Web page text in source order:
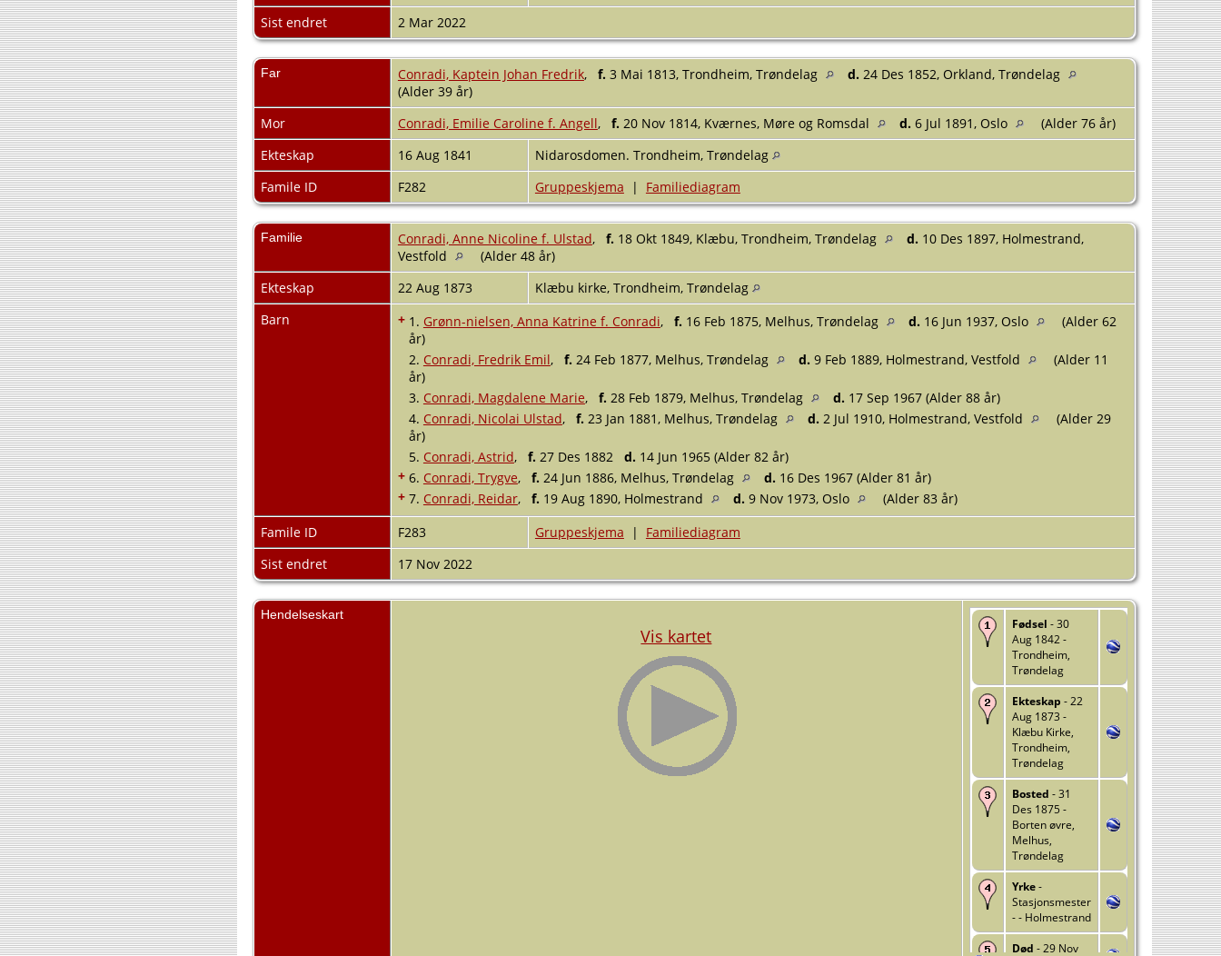
Sist endret
2 Mar 2022
Far Conradi, Kaptein Johan Fredrik, f. 3 Mai 1813, Trondheim, Trøndelag d. 24 Des 1852, Orkland, Trøndelag
(Alder 39 år)
Mor
Conradi, Emilie Caroline f. Angell, f. 20 Nov 1814, Kværnes, Møre og Romsdal d. 6 Jul 1891, Oslo
(Alder 76 år)
Ekteskap
16 Aug 1841
Nidarosdomen. Trondheim, Trøndelag
Famile ID
F282 Gruppeskjema | Familiediagram
Familie Conradi, Anne Nicoline f. Ulstad, f. 18 Okt 1849, Klæbu, Trondheim, Trøndelag d. 10 Des 1897, Holmestrand,
Vestfold
(Alder 48 år)
Ekteskap
22 Aug 1873
Klæbu kirke, Trondheim, Trøndelag
Barn
+ 1. Grønn-nielsen, Anna Katrine f. Conradi, f. 16 Feb 1875, Melhus, Trøndelag d. 16 Jun 1937, Oslo
(Alder 62
år)
2. Conradi, Fredrik Emil, f. 24 Feb 1877, Melhus, Trøndelag d. 9 Feb 1889, Holmestrand, Vestfold
(Alder 11
år)
3. Conradi, Magdalene Marie, f. 28 Feb 1879, Melhus, Trøndelag d. 17 Sep 1967 (Alder 88 år)
4. Conradi, Nicolai Ulstad, f. 23 Jan 1881, Melhus, Trøndelag d. 2 Jul 1910, Holmestrand, Vestfold
(Alder 29
år)
5. Conradi, Astrid, f. 27 Des 1882 d. 14 Jun 1965 (Alder 82 år)
+ 6. Conradi, Trygve, f. 24 Jun 1886, Melhus, Trøndelag d. 16 Des 1967 (Alder 81 år)
+ 7. Conradi, Reidar, f. 19 Aug 1890, Holmestrand d. 9 Nov 1973, Oslo
(Alder 83 år)
Famile ID
F283 Gruppeskjema | Familiediagram
Sist endret
17 Nov 2022
Hendelseskart
Vis kartet
Fødsel - 30
Aug 1842 -
Trondheim,
Trøndelag
Ekteskap - 22
Aug 1873 -
Klæbu Kirke,
Trondheim,
Trøndelag
Bosted - 31
Des 1875 -
Borten øvre,
Melhus,
Trøndelag
Yrke-
Stasjonsmester
- - Holmestrand
Død - 29 Nov